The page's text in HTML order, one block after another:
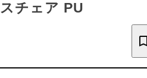
チェア PU